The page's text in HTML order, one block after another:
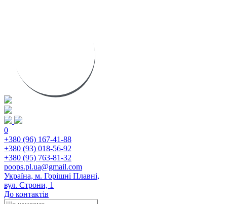
0
+380 (96) 167-41-88
+380 (93) 018-56-92
+380 (95) 763-81-32
poops.pl.ua@gmail.com
Україна, м. Горішні Плавні,
вул. Строни, 1
До контактів